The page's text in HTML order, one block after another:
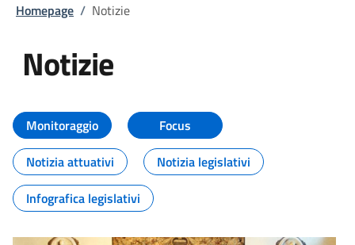
Homepage / Notizie
Notizie
Tutti i contenuti della pagina
Monitoraggio
Focus
Notizia attuativi
Notizia legislativi
Infografica legislativi